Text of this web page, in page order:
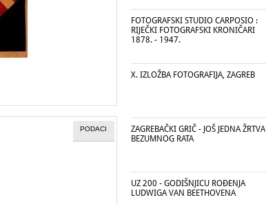
PODACI
FOTOGRAFSKI STUDIO CARPOSIO :
RIJEČKI FOTOGRAFSKI KRONIČARI
1878. - 1947.
X. IZLOŽBA FOTOGRAFIJA, ZAGREB
ZAGREBAČKI GRIČ - JOŠ JEDNA ŽRTVA
BEZUMNOG RATA
UZ 200 - GODIŠNJICU ROĐENJA
LUDWIGA VAN BEETHOVENA